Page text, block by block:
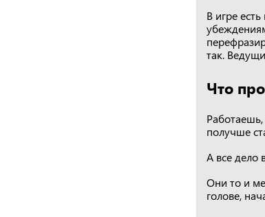
В игре
так.
Что
получше
А все дело
Они то и
голове,